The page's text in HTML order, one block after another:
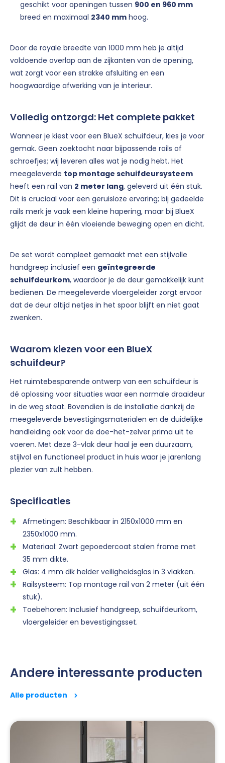
geschikt voor openingen tussen 900 en 960 mm
breed en maximaal 2340 mm hoog.
Door de royale breedte van 1000 mm heb je altijd
voldoende overlap aan de zijkanten van de opening,
wat zorgt voor een strakke afsluiting en een
hoogwaardige afwerking van je interieur.
Volledig ontzorgd: Het complete pakket
Wanneer je kiest voor een BlueX schuifdeur, kies je voor
gemak. Geen zoektocht naar bijpassende rails of
schroefjes; wij leveren alles wat je nodig hebt. Het
meegeleverde top montage schuifdeursysteem
heeft een rail van 2 meter lang, geleverd uit één stuk.
Dit is cruciaal voor een geruisloze ervaring; bij gedeelde
rails merk je vaak een kleine hapering, maar bij BlueX
glijdt de deur in één vloeiende beweging open en dicht.
De set wordt compleet gemaakt met een stijlvolle
handgreep inclusief een geïntegreerde
schuifdeurkom, waardoor je de deur gemakkelijk kunt
bedienen. De meegeleverde vloergeleider zorgt ervoor
dat de deur altijd netjes in het spoor blijft en niet gaat
zwenken.
Waarom kiezen voor een BlueX
schuifdeur?
Het ruimtebesparende ontwerp van een schuifdeur is
dé oplossing voor situaties waar een normale draaideur
in de weg staat. Bovendien is de installatie dankzij de
meegeleverde bevestigingsmaterialen en de duidelijke
handleiding ook voor de doe-het-zelver prima uit te
voeren. Met deze 3-vlak deur haal je een duurzaam,
stijlvol en functioneel product in huis waar je jarenlang
plezier van zult hebben.
Specificaties
Afmetingen: Beschikbaar in 2150x1000 mm en
2350x1000 mm.
Materiaal: Zwart gepoedercoat stalen frame met
35 mm dikte.
Glas: 4 mm dik helder veiligheidsglas in 3 vlakken.
Railsysteem: Top montage rail van 2 meter (uit één
stuk).
Toebehoren: Inclusief handgreep, schuifdeurkom,
vloergeleider en bevestigingsset.
Andere interessante producten
Alle producten